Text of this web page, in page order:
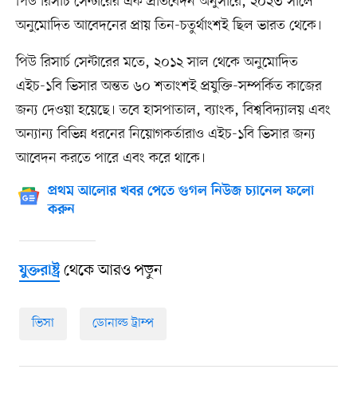
অনুমোদিত আবেদনের প্রায় তিন-চতুর্থাংশই ছিল ভারত থেকে।
পিউ রিসার্চ সেন্টারের মতে, ২০১২ সাল থেকে অনুমোদিত
এইচ-১বি ভিসার অন্তত ৬০ শতাংশই প্রযুক্তি-সম্পর্কিত কাজের
জন্য দেওয়া হয়েছে। তবে হাসপাতাল, ব্যাংক, বিশ্ববিদ্যালয় এবং
অন্যান্য বিভিন্ন ধরনের নিয়োগকর্তারাও এইচ-১বি ভিসার জন্য
আবেদন করতে পারে এবং করে থাকে।
প্রথম আলোর খবর পেতে গুগল নিউজ চ্যানেল ফলো
করুন
যুক্তরাষ্ট্রথেকে আরও পড়ুন
ভিসা ডোনাল্ড ট্রাম্প